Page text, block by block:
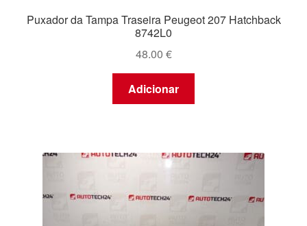
Puxador da Tampa Traseira Peugeot 207 Hatchback
8742L0
48.00 €
Adicionar